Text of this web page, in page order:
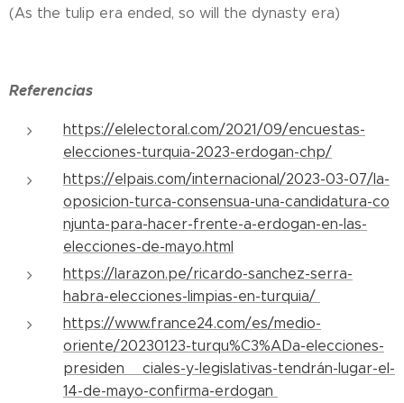
(As the tulip era ended, so will the dynasty era)
Referencias
https://elelectoral.com/2021/09/encuestas-
elecciones-turquia-2023-erdogan-chp/
https://elpais.com/internacional/2023-03-07/la-
oposicion-turca-consensua-una-candidatura-co
njunta-para-hacer-frente-a-erdogan-en-las-
elecciones-de-mayo.html
https://larazon.pe/ricardo-sanchez-serra-
habra-elecciones-limpias-en-turquia/
https://www.france24.com/es/medio-
oriente/20230123-turqu%C3%ADa-elecciones-
presiden ciales-y-legislativas-tendrán-lugar-el-
14-de-mayo-confirma-erdogan